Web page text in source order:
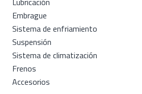
Embrague
Sistema de enfriamiento
Suspensión
Sistema de climatización
Frenos
Accesorios